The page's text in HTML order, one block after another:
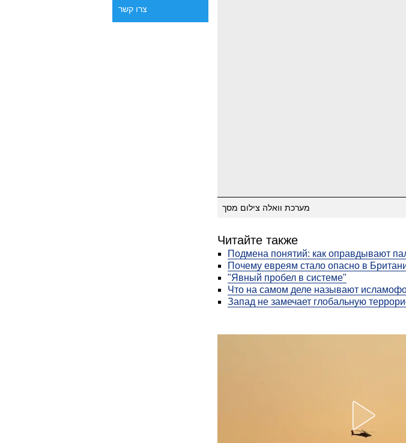
צרו קשר
מערכת וואלה צילום מסך
Читайте также
Подмена понятий: как оправдывают
Почему евреям стало опасно в
"Явный пробел в системе"
Что на самом деле называют
Запад не замечает глобальную